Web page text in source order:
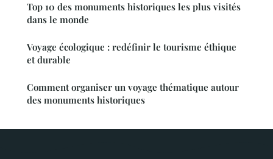
Top 10 des monuments historiques les plus visités
dans le monde
Voyage écologique : redéfinir le tourisme éthique
et durable
Comment organiser un voyage thématique autour
des monuments historiques